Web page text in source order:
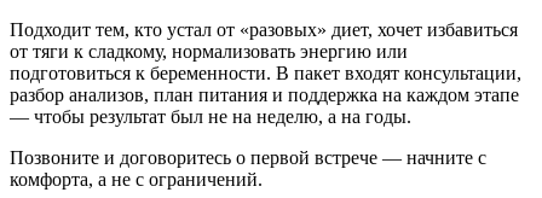
Подходит тем, кто устал от «разовых» диет, хочет избавиться
от тяги к сладкому, нормализовать энергию или
подготовиться к беременности. В пакет входят консультации,
разбор анализов, план питания и поддержка на каждом этапе
— чтобы результат был не на неделю, а на годы.
Позвоните и договоритесь о первой встрече — начните с
комфорта, а не с ограничений.